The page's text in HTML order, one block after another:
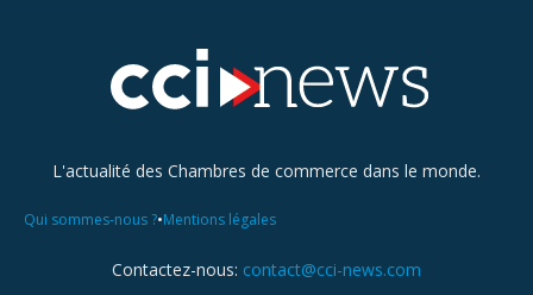
L'actualité des Chambres de commerce dans le monde.
Qui sommes-nous ?•Mentions légales
Contactez-nous: contact@cci-news.com